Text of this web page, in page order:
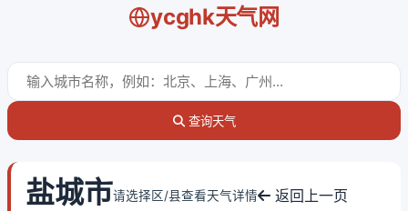
ycghk天气网
查询天气
盐城市请选择区/县查看天气详情 返回上一页